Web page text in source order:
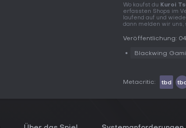
Wo kaufst du Kuroi
erfassten Shops im
laufend auf und
dann melden wir uns,
Veröffentlichung: 04
Blackwing
Metacritic: tbd tbd